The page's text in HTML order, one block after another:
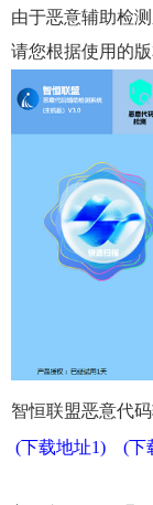
由于恶意辅助检
请您根据使用的
智恒联盟恶意代
(下载地址1)
(下